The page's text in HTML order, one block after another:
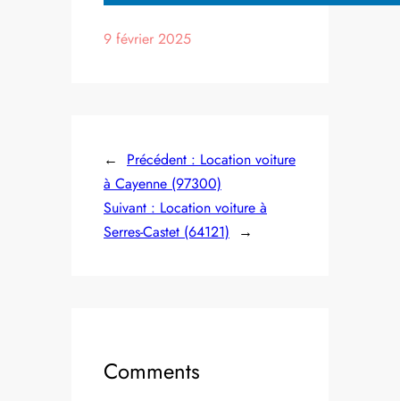
9 février 2025
← Précédent : Location voiture
à Cayenne (97300)
Suivant : Location voiture à
Serres-Castet (64121)
→
Comments